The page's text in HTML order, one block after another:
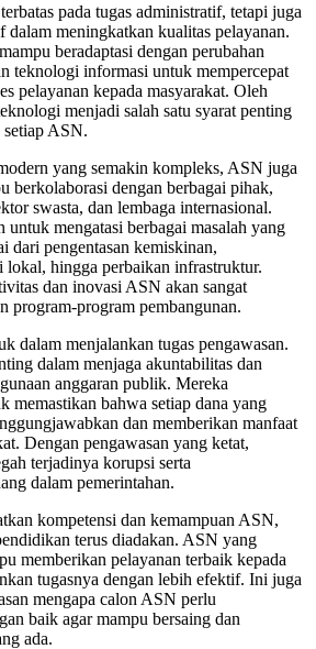
pada tugas administratif, tetapi juga
dalam meningkatkan kualitas pelayanan.
beradaptasi dengan perubahan
teknologi informasi untuk mempercepat
pelayanan kepada masyarakat. Oleh
menjadi salah satu syarat penting
ASN.
yang semakin kompleks, ASN juga
berkolaborasi dengan berbagai pihak,
swasta, dan lembaga internasional.
mengatasi berbagai masalah yang
dari pengentasan kemiskinan,
lokal, hingga perbaikan infrastruktur.
dan inovasi ASN akan sangat
program-program pembangunan.
dalam menjalankan tugas pengawasan.
dalam menjaga akuntabilitas dan
anggaran publik. Mereka
memastikan bahwa setiap dana yang
dan memberikan manfaat
Dengan pengawasan yang ketat,
terjadinya korupsi serta
dalam pemerintahan.
kompetensi dan kemampuan ASN,
terus diadakan. ASN yang
memberikan pelayanan terbaik kepada
tugasnya dengan lebih efektif. Ini juga
mengapa calon ASN perlu
baik agar mampu bersaing dan
ada.